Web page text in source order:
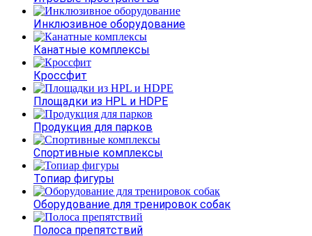
Инклюзивное оборудование
Канатные комплексы
Кроссфит
Площадки из HPL и HDPE
Продукция для парков
Спортивные комплексы
Топиар фигуры
Оборудование для тренировок собак
Полоса препятствий